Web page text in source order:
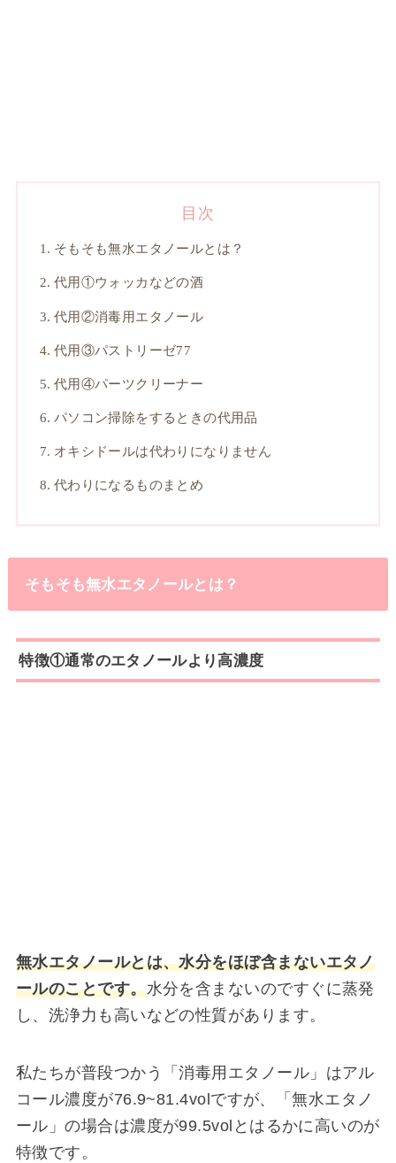
目次
そもそも無水エタノールとは？
代用①ウォッカなどの酒
代用②消毒用エタノール
代用③パストリーゼ77
代用④パーツクリーナー
パソコン掃除をするときの代用品
オキシドールは代わりになりません
代わりになるものまとめ
そもそも無水エタノールとは？
特徴①通常のエタノールより高濃度
無水エタノールとは、水分をほぼ含まないエタノ
ールのことです。水分を含まないのですぐに蒸発
し、洗浄力も高いなどの性質があります。
私たちが普段つかう「消毒用エタノール」はアル
コール濃度が76.9~81.4volですが、「無水エタノ
ール」の場合は濃度が99.5volとはるかに高いのが
特徴です。